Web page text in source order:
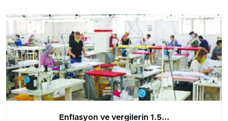
Enflasyon ve vergilerin 1.5...